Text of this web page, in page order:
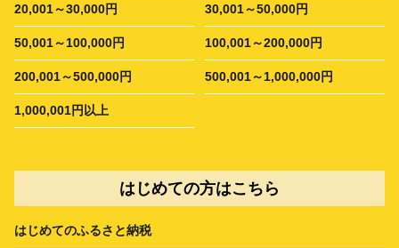
20,001～30,000円 30,001～50,000円
50,001～100,000円 100,001～200,000円
200,001～500,000円 500,001～1,000,000円
1,000,001円以上
はじめての方はこちら
はじめてのふるさと納税